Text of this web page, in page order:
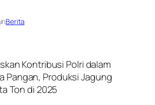
inBerita
Kontribusi Polri dalam
Pangan, Produksi Jagung
Ton di 2025